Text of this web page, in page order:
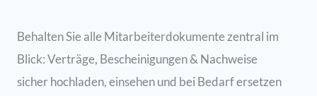
Behalten Sie alle Mitarbeiterdokumente zentral im
Blick: Verträge, Bescheinigungen & Nachweise
sicher hochladen, einsehen und bei Bedarf ersetzen